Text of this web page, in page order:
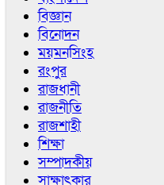
বিজ্ঞান
বিনোদন
ময়মনসিংহ
রংপুর
রাজধানী
রাজনীতি
রাজশাহী
শিক্ষা
সম্পাদকীয়
সাক্ষাৎকার